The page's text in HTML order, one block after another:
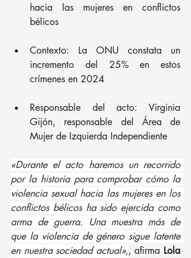
hacia las mujeres en conflictos
bélicos
Contexto: La ONU constata un
incremento del 25% en estos
crímenes en 2024
Responsable del acto: Virginia
Gijón, responsable del Área de
Mujer de Izquierda Independiente
«Durante el acto haremos un recorrido
por la historia para comprobar cómo la
violencia sexual hacia las mujeres en los
conflictos bélicos ha sido ejercida como
arma de guerra. Una muestra más de
que la violencia de género sigue latente
en nuestra sociedad actual»,, afirma Lola